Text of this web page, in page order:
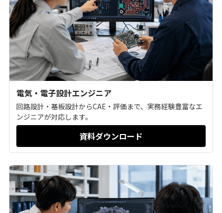
電気・電子設計エンジニア
回路設計・基板設計からCAE・評価まで、実務経験豊富なエ
ンジニアが対応します。
資料ダウンロード